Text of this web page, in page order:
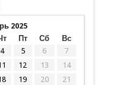
2025
Пт Сб
Вс
4 5 6
7
12 13
14
19 20 21